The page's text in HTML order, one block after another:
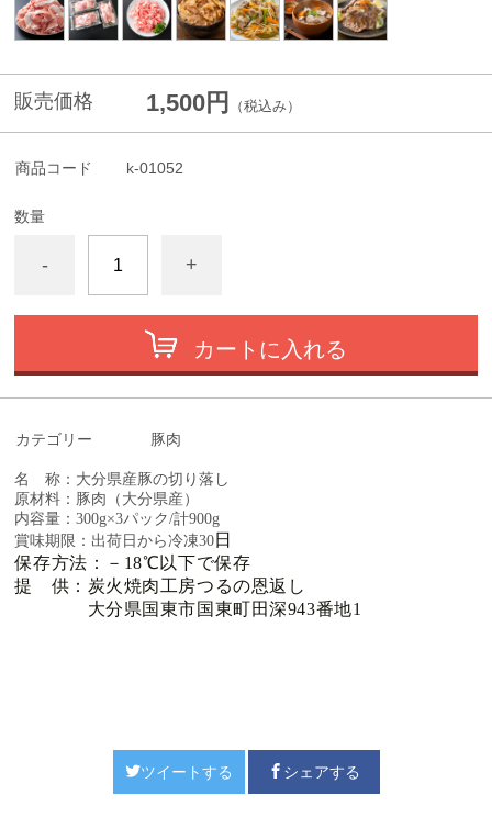
販売価格 1,500円 （税込み）
商品コード k-01052
数量
- +
カートに入れる
カテゴリー 豚肉
名 称：大分県産豚の切り落し
原材料：豚肉（大分県産）
内容量：300g×3パック/計900g
賞味期限：出荷日から冷凍30 日
保存方法：－18℃以下で保存
提 供：炭火焼肉工房つるの恩返し
大分県国東市国東町田深943番地1
ツイートする シェアする